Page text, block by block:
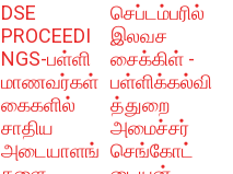
DSE
PROCEEDI
NGS-பள்ளி
மாணவர்கள்
கைகளில்
சாதிய
அடையாளங்
செப்டம்பரில்
இலவச
சைக்கிள் -
பள்ளிக்கல்வி
த்துறை
அமைச்சர்
செங்கோட்